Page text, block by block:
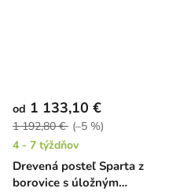
Drevená posteľ Sparta z
borovice s úložným
od 1 133,10 €
1 192,80 € (–5 %)
4 - 7 týždňov